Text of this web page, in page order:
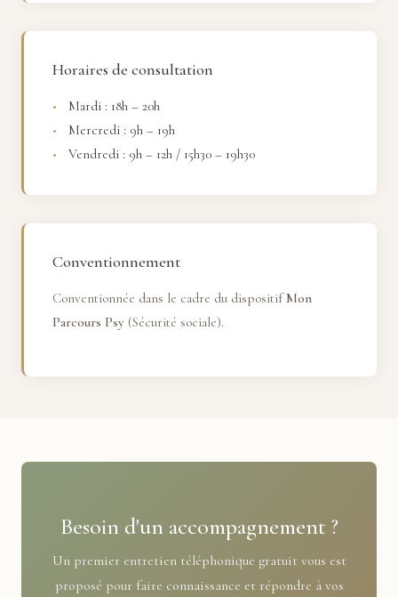
Horaires de consultation
Mardi : 18h – 20h
Mercredi : 9h – 19h
Vendredi : 9h – 12h / 15h30 – 19h30
Conventionnement
Conventionnée dans le cadre du dispositifMon
Parcours Psy (Sécurité sociale).
Besoin d'un accompagnement ?
Un premier entretien téléphonique gratuit vous est
proposé pour faire connaissance et répondre à vos